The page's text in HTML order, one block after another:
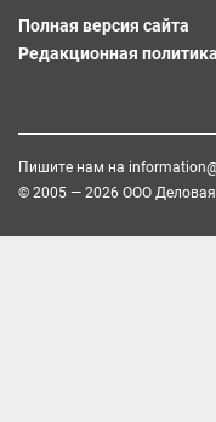
Полная версия сайта
Редакционная политика
Пишите нам на
© 2005 — 2026 ООО Деловая